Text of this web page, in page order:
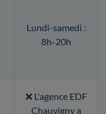
Lundi-samedi :
8h-20h
❌ L'agence EDF
Chauvigny a